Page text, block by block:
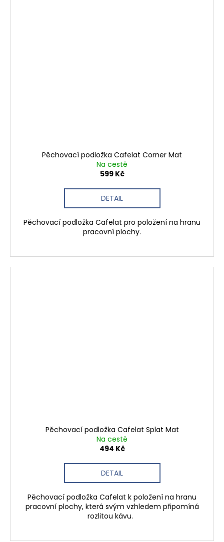
Pěchovací podložka Cafelat Corner Mat
Na cestě
599 Kč
DETAIL
Pěchovací podložka Cafelat pro položení na hranu
pracovní plochy.
Pěchovací podložka Cafelat Splat Mat
Na cestě
494 Kč
DETAIL
Pěchovací podložka Cafelat k položení na hranu
pracovní plochy, která svým vzhledem připomíná
rozlitou kávu.